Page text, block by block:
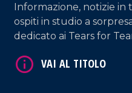
Informazione, notizie in
ospiti in studio a
dedicato ai Tears for
VAI AL TITOLO